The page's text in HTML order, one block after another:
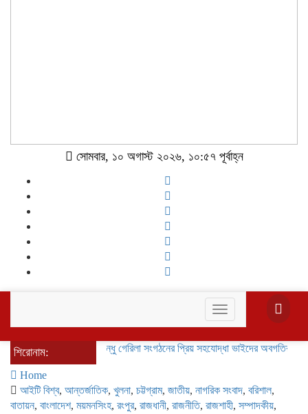
সোমবার, ১০ অগাস্ট ২০২৬, ১০:৫৭ পূর্বাহ্ন
Toggle
navigation
শিরোনাম:বাংলাদেশ বঙ্গবন্ধু গেরিলা সংগঠনের প্রিয় সহযোদ্ধা ভাইদের অবগতির জন্য
Home
আইটি বিশ্ব, আন্তর্জাতিক, খুলনা, চট্টগ্রাম, জাতীয়, নাগরিক সংবাদ, বরিশাল,
বাতায়ন, বাংলাদেশ, ময়মনসিংহ, রংপুর, রাজধানী, রাজনীতি, রাজশাহী, সম্পাদকীয়,